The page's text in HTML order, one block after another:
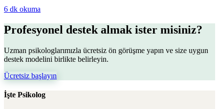
6 dk okuma
Profesyonel destek almak ister misiniz?
Uzman psikologlarımızla ücretsiz ön görüşme yapın ve size uygun
destek modelini birlikte belirleyin.
Ücretsiz başlayın
İşte Psikolog